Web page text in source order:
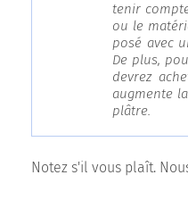
tenir
ou le
posé avec
De plus,
devrez
augmente
plâtre.
Notez s'il vous plaît.